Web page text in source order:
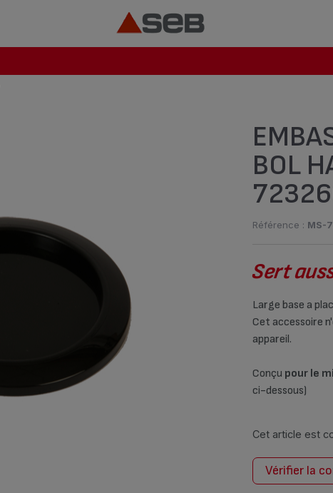
BOL
Référence : MS-
Sert
Large base a
Cet accessoire
appareil.
Conçu pour le
ci-dessous)
Cet article est
Vérifier la